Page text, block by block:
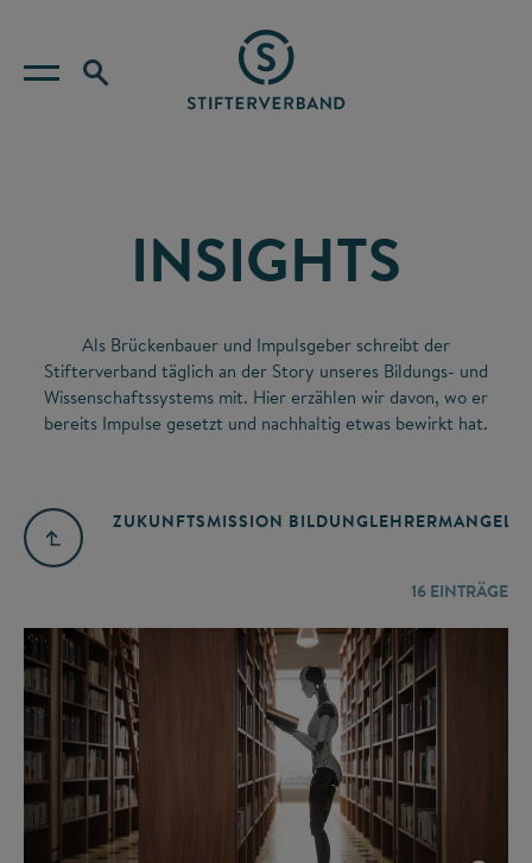
INSIGHTS
Als Brückenbauer und Impulsgeber schreibt der
Stifterverband täglich an der Story unseres Bildungs- und
Wissenschaftssystems mit. Hier erzählen wir davon, wo er
bereits Impulse gesetzt und nachhaltig etwas bewirkt hat.
ZUKUNFTSMISSION BILDUNGLEHRERMANGEL
16 EINTRÄGE